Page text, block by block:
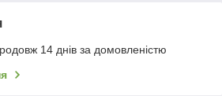
14 днів за домовленістю